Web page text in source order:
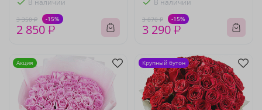
В наличии
3 350 ₽ -15%
2 850 ₽
В наличии
3 870 ₽ -15%
3 290 ₽
Акция Крупный бутон